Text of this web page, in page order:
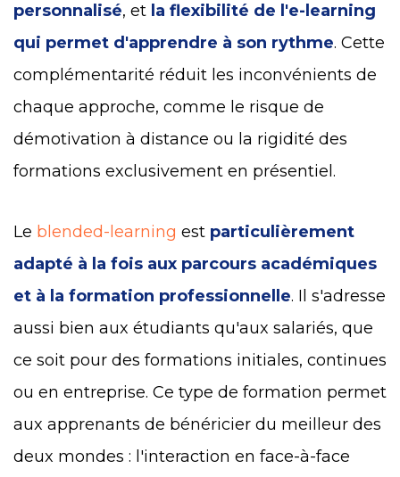
personnalisé, et la flexibilité de l'e-learning
qui permet d'apprendre à son rythme. Cette
complémentarité réduit les inconvénients de
chaque approche, comme le risque de
démotivation à distance ou la rigidité des
formations exclusivement en présentiel.
Le blended-learning est particulièrement
adapté à la fois aux parcours académiques
et à la formation professionnelle. Il s'adresse
aussi bien aux étudiants qu'aux salariés, que
ce soit pour des formations initiales, continues
ou en entreprise. Ce type de formation permet
aux apprenants de bénéricier du meilleur des
deux mondes : l'interaction en face-à-face